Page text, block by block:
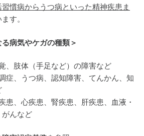
慣病からうつ病といった精神疾患ま
す。
病気やケガの種類＞
、肢体（手足など）の障害など
症、うつ病、認知障害、てんかん、知
患、心疾患、腎疾患、肝疾患、血液・
んなど